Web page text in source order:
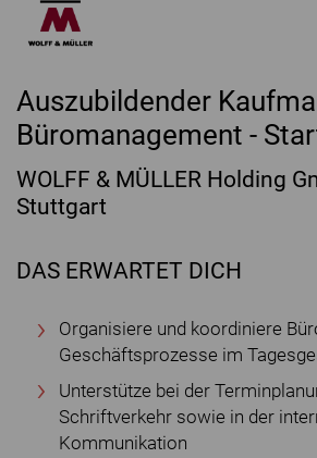
Kontakt
Auszubildender
Büromanagement -
WOLFF & MÜLLER Holding
Stuttgart
DAS ERWARTET DICH
Organisiere und koordiniere
Geschäftsprozesse im
Unterstütze bei der
Schriftverkehr sowie in der
Kommunikation